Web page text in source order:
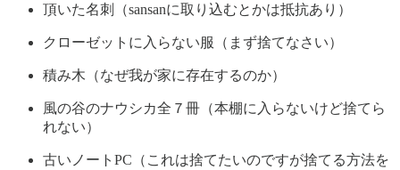
頂いた名刺（sansanに取り込むとかは抵抗あり）
クローゼットに入らない服（まず捨てなさい）
積み木（なぜ我が家に存在するのか）
風の谷のナウシカ全７冊（本棚に入らないけど捨てら
れない）
古いノートPC（これは捨てたいのですが捨てる方法を